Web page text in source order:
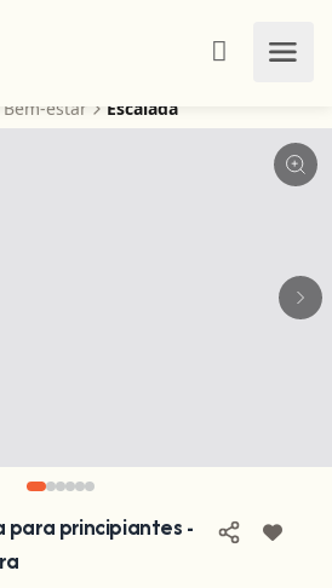
estar Escalada
para principiantes -